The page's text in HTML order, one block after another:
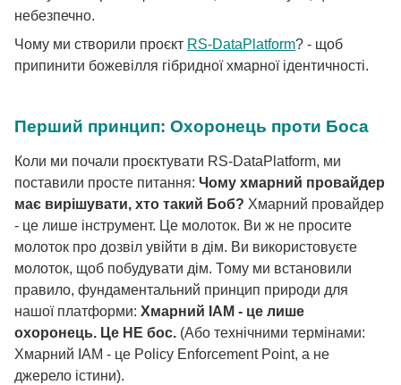
небезпечно.
Чому ми створили проєкт RS-DataPlatform? - щоб
припинити божевілля гібридної хмарної ідентичності.
Перший принцип: Охоронець проти Боса
Коли ми почали проєктувати RS-DataPlatform, ми
поставили просте питання: Чому хмарний провайдер
має вирішувати, хто такий Боб? Хмарний провайдер
- це лише інструмент. Це молоток. Ви ж не просите
молоток про дозвіл увійти в дім. Ви використовуєте
молоток, щоб побудувати дім. Тому ми встановили
правило, фундаментальний принцип природи для
нашої платформи: Хмарний IAM - це лише
охоронець. Це НЕ бос. (Або технічними термінами:
Хмарний IAM - це Policy Enforcement Point, а не
джерело істини).